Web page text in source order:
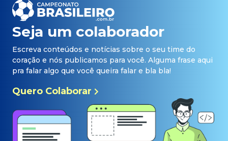
Seja um colaborador
Escreva conteúdos e notícias sobre o seu time do
coração e nós publicamos para você. Alguma frase aqui
pra falar algo que você queira falar e bla bla!
Quero Colaborar